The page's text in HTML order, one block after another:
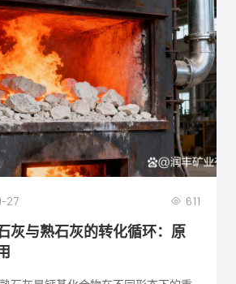
27 611
灰与熟石灰的转化循环：原